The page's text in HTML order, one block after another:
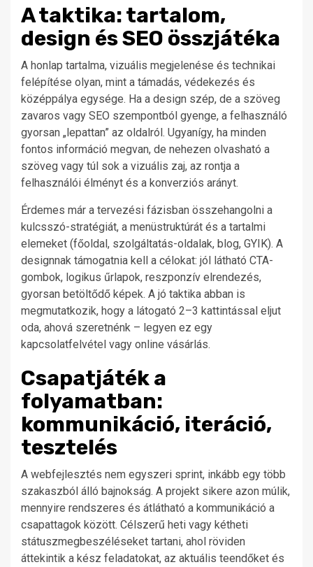
A taktika: tartalom,
design és SEO összjátéka
A honlap tartalma, vizuális megjelenése és technikai
felépítése olyan, mint a támadás, védekezés és
középpálya egysége. Ha a design szép, de a szöveg
zavaros vagy SEO szempontból gyenge, a felhasználó
gyorsan „lepattan” az oldalról. Ugyanígy, ha minden
fontos információ megvan, de nehezen olvasható a
szöveg vagy túl sok a vizuális zaj, az rontja a
felhasználói élményt és a konverziós arányt.
Érdemes már a tervezési fázisban összehangolni a
kulcsszó-stratégiát, a menüstruktúrát és a tartalmi
elemeket (főoldal, szolgáltatás-oldalak, blog, GYIK). A
designnak támogatnia kell a célokat: jól látható CTA-
gombok, logikus űrlapok, reszponzív elrendezés,
gyorsan betöltődő képek. A jó taktika abban is
megmutatkozik, hogy a látogató 2–3 kattintással eljut
oda, ahová szeretnénk – legyen ez egy
kapcsolatfelvétel vagy online vásárlás.
Csapatjáték a
folyamatban:
kommunikáció, iteráció,
tesztelés
A webfejlesztés nem egyszeri sprint, inkább egy több
szakaszból álló bajnokság. A projekt sikere azon múlik,
mennyire rendszeres és átlátható a kommunikáció a
csapattagok között. Célszerű heti vagy kétheti
státuszmegbeszéléseket tartani, ahol röviden
áttekintik a kész feladatokat, az aktuális teendőket és